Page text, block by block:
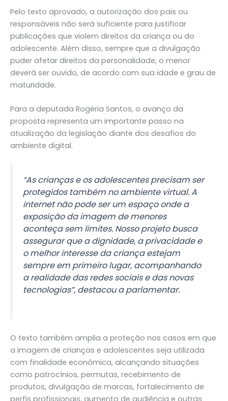
Pelo texto aprovado, a autorização dos pais ou
responsáveis não será suficiente para justificar
publicações que violem direitos da criança ou do
adolescente. Além disso, sempre que a divulgação
puder afetar direitos da personalidade, o menor
deverá ser ouvido, de acordo com sua idade e grau de
maturidade.
Para a deputada Rogéria Santos, o avanço da
proposta representa um importante passo na
atualização da legislação diante dos desafios do
ambiente digital.
“As crianças e os adolescentes precisam ser
protegidos também no ambiente virtual. A
internet não pode ser um espaço onde a
exposição da imagem de menores
aconteça sem limites. Nosso projeto busca
assegurar que a dignidade, a privacidade e
o melhor interesse da criança estejam
sempre em primeiro lugar, acompanhando
a realidade das redes sociais e das novas
tecnologias”, destacou a parlamentar.
O texto também amplia a proteção nos casos em que
a imagem de crianças e adolescentes seja utilizada
com finalidade econômica, alcançando situações
como patrocínios, permutas, recebimento de
produtos, divulgação de marcas, fortalecimento de